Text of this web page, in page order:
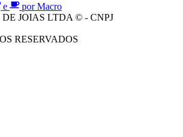
e
por Macro
JOIAS LTDA © - CNPJ
RESERVADOS